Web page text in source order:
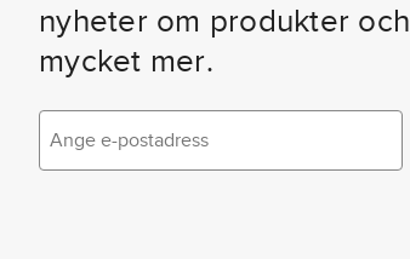
nyheter om produkter och
mycket mer.